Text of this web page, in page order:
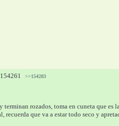
154261 >>154283
terminan rozados, toma en cuneta que
recuerda que va a estar todo seco y